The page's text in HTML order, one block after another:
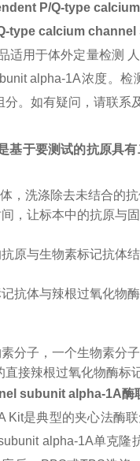
P/Q-type
type calcium
适用于体外定量检测
alpha-1A浓度。
。如有疑问，请联系
基于要测试的抗原具
，洗涤除去未结合的
，让标本中的抗原
原与生物素标记抗
抗体与辣根过氧化
分子，一个生物素
接辣根过氧化物酶标
subunit alpha-1A酶
Kit是典型的夹心法酶
alpha-1A单克